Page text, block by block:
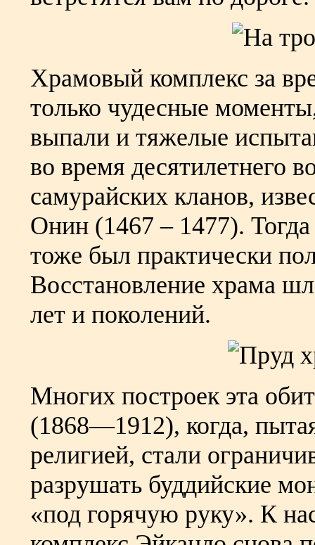
Храмовый комплекс за
только чудесные
выпали и тяжелые
во время десятилетнего
самурайских кланов,
Онин (1467 – 1477).
тоже был практически
Восстановление храма
лет и поколений.
Многих построек эта
(1868—1912), когда,
религией, стали
разрушать буддийские
«под горячую руку». К